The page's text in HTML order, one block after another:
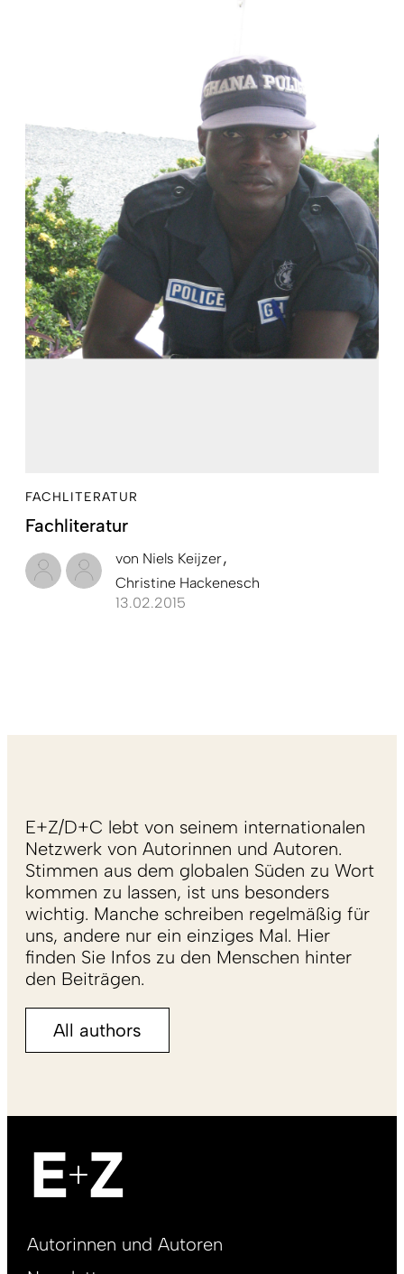
FACHLITERATUR
Fachliteratur
von Niels Keijzer
Christine Hackenesch
13.02.2015
E+Z/D+C lebt von seinem internationalen
Netzwerk von Autorinnen und Autoren.
Stimmen aus dem globalen Süden zu Wort
kommen zu lassen, ist uns besonders
wichtig. Manche schreiben regelmäßig für
uns, andere nur ein einziges Mal. Hier
finden Sie Infos zu den Menschen hinter
den Beiträgen.
All authors
Footer
Autorinnen und Autoren